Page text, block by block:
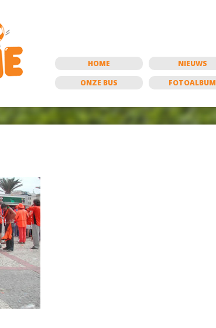
HOME NIEUWS
ONZE BUS
FOTOALBUM